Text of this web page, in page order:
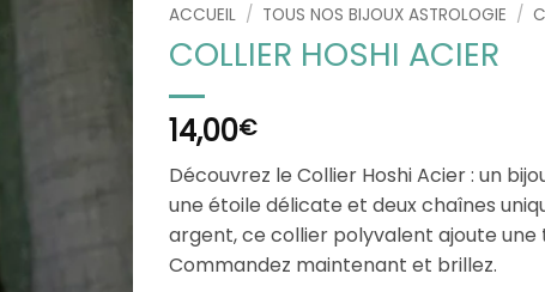
ACCUEIL / TOUS NOS BIJOUX ASTROLOGIE /
COLLIER HOSHI ACIER
14,00€
Découvrez le Collier Hoshi Acier : un
une étoile délicate et deux chaînes
argent, ce collier polyvalent ajoute une
Commandez maintenant et brillez.